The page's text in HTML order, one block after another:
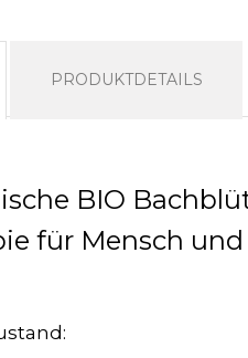
PRODUKTDETAILS
BIO
für Mensch